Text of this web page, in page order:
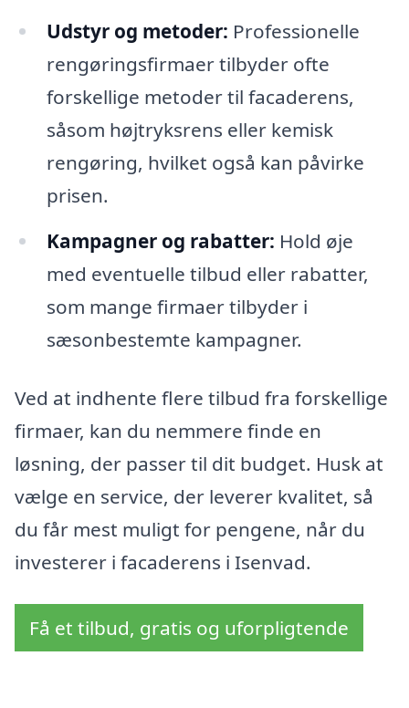
Udstyr og metoder: Professionelle
rengøringsfirmaer tilbyder ofte
forskellige metoder til facaderens,
såsom højtryksrens eller kemisk
rengøring, hvilket også kan påvirke
prisen.
Kampagner og rabatter: Hold øje
med eventuelle tilbud eller rabatter,
som mange firmaer tilbyder i
sæsonbestemte kampagner.
Ved at indhente flere tilbud fra forskellige
firmaer, kan du nemmere finde en
løsning, der passer til dit budget. Husk at
vælge en service, der leverer kvalitet, så
du får mest muligt for pengene, når du
investerer i facaderens i Isenvad.
Få et tilbud, gratis og uforpligtende